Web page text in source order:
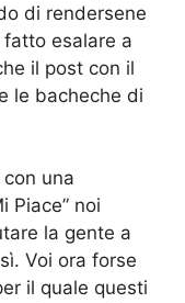
di rendersene
esalare a
il post con il
le bacheche di
una
Piace” noi
la gente a
Voi ora forse
il quale questi